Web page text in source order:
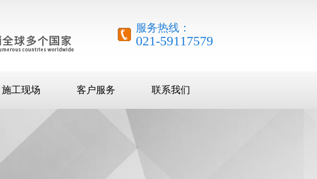
服务热线：
021-59117579
施工现场 客户服务 联系我们